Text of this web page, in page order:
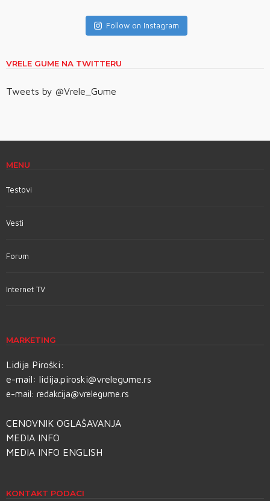
Follow on Instagram
VRELE GUME NA TWITTERU
Tweets by @Vrele_Gume
MENU
Testovi
Vesti
Forum
Internet TV
MARKETING
Lidija Piroški:
e-mail: lidija.piroski@vrelegume.rs
e-mail: redakcija@vrelegume.rs
CENOVNIK OGLAŠAVANJA
MEDIA INFO
MEDIA INFO ENGLISH
KONTAKT PODACI